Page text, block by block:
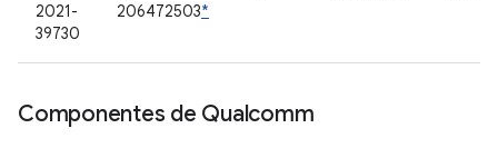
2021-
39730
206472503*
Componentes de Qualcomm